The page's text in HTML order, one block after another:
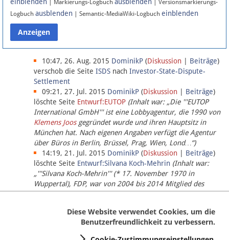
Anmelden
Datenschutz
Über Lobbypedia
Impressum
einblenden | Markierungs-Logbuch ausblenden | Versionsmarkierungs-
Logbuch ausblenden | Semantic-MediaWiki-Logbuch einblenden
10:47, 26. Aug. 2015 DominikP (Diskussion Beiträge)
verschob die Seite ISDS nach Investor-State-Dispute-
Settlement
09:21, 27. Jul. 2015 DominikP (Diskussion Beiträge)
löschte Seite Entwurf:EUTOP (Inhalt war: „Die '''EUTOP
International GmbH''' ist eine Lobbyagentur, die 1990 von
Klemens Joosgegründet wurde und ihren Hauptsitz in
München hat. Nach eigenen Angaben verfügt die Agentur
über Büros in Berlin, Brüssel, Prag, Wien, Lond…“)
14:19, 21. Jul. 2015 DominikP (Diskussion Beiträge)
löschte Seite Entwurf:Silvana Koch-Mehrin (Inhalt war:
„'''Silvana Koch-Mehrin''' (* 17. November 1970 in
Wuppertal), FDP, war von 2004 bis 2014 Mitglied des
Europäischen Parlaments, seit November 2014 ist sie für
Diese Website verwendet Cookies, um die
Benutzerfreundlichkeit zu verbessern.